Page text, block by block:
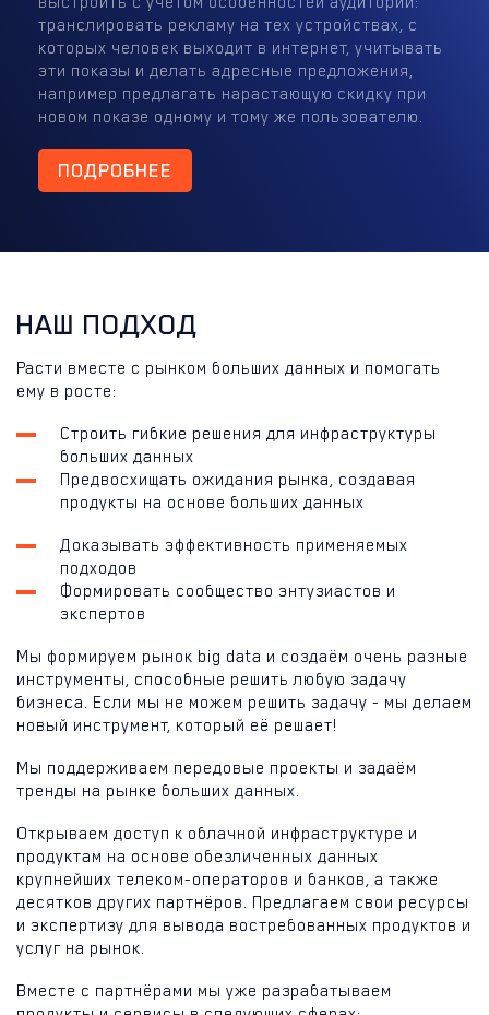
транслировать рекламу на тех устройствах, с
которых человек выходит в интернет, учитывать
эти показы и делать адресные предложения,
например предлагать нарастающую скидку при
новом показе одному и тому же пользователю.
ПОДРОБНЕЕ
НАШ ПОДХОД
Расти вместе с рынком больших данных и помогать
ему в росте:
Строить гибкие решения для инфраструктуры
больших данных
Предвосхищать ожидания рынка, создавая
продукты на основе больших данных
Доказывать эффективность применяемых
подходов
Формировать сообщество энтузиастов и
экспертов
Мы формируем рынок big data и создаём очень разные
инструменты, способные решить любую задачу
бизнеса. Если мы не можем решить задачу - мы делаем
новый инструмент, который её решает!
Мы поддерживаем передовые проекты и задаём
тренды на рынке больших данных.
Открываем доступ к облачной инфраструктуре и
продуктам на основе обезличенных данных
крупнейших телеком-операторов и банков, а также
десятков других партнёров. Предлагаем свои ресурсы
и экспертизу для вывода востребованных продуктов и
услуг на рынок.
Вместе с партнёрами мы уже разрабатываем